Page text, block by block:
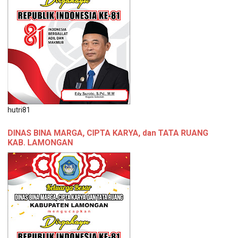
hutri81
DINAS BINA MARGA, CIPTA KARYA, dan TATA RUANG
KAB. LAMONGAN